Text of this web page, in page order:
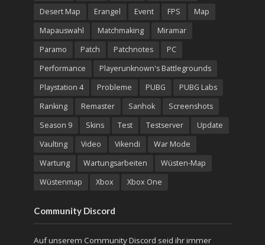
Desert Map
Erangel Event FPS
Map
Mapauswahl
Matchmaking
Miramar
Paramo
Patch Patchnotes
PC
Performance
Playerunknown's Battlegrounds
Playstation 4
Probleme PUBG
PUBG Labs
Ranking
Remaster Sanhok
Screenshots
Season 9
Skins Test Testserver
Update
Vaulting
Video Vikendi
War Mode
Wartung
Wartungsarbeiten
Wüsten-Map
Wüstenmap
Xbox Xbox One
Community Discord
Auf unserem Community Discord seid ihr immer